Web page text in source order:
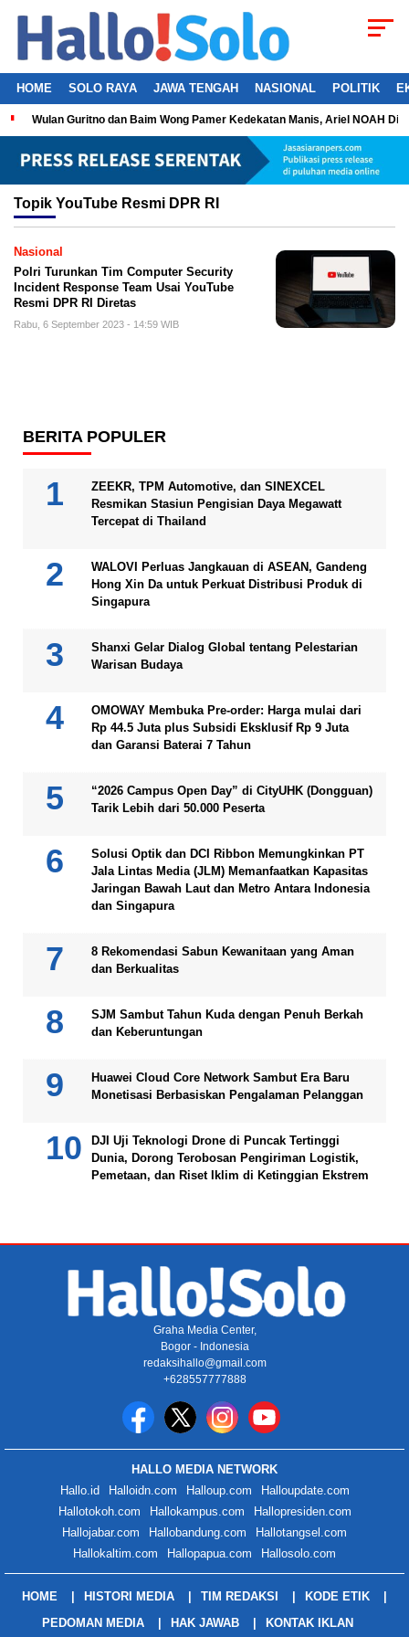
HOME SOLO RAYA JAWA TENGAH NASIONAL POLITIK
Wulan Guritno dan Baim Wong Pamer Kedekatan Manis, Ariel NOAH
Topik YouTube Resmi DPR RI
Nasional
Polri Turunkan Tim Computer Security
Incident Response Team Usai YouTube
Resmi DPR RI Diretas
Rabu, 6 September 2023 - 14:59 WIB
BERITA POPULER
ZEEKR, TPM Automotive, dan SINEXCEL
Resmikan Stasiun Pengisian Daya Megawatt
Tercepat di Thailand
WALOVI Perluas Jangkauan di ASEAN, Gandeng
Hong Xin Da untuk Perkuat Distribusi Produk di
Singapura
Shanxi Gelar Dialog Global tentang Pelestarian
Warisan Budaya
OMOWAY Membuka Pre-order: Harga mulai dari
Rp 44.5 Juta plus Subsidi Eksklusif Rp 9 Juta
dan Garansi Baterai 7 Tahun
“2026 Campus Open Day” di CityUHK (Dongguan)
Tarik Lebih dari 50.000 Peserta
Solusi Optik dan DCI Ribbon Memungkinkan PT
Jala Lintas Media (JLM) Memanfaatkan Kapasitas
Jaringan Bawah Laut dan Metro Antara Indonesia
dan Singapura
8 Rekomendasi Sabun Kewanitaan yang Aman
dan Berkualitas
SJM Sambut Tahun Kuda dengan Penuh Berkah
dan Keberuntungan
Huawei Cloud Core Network Sambut Era Baru
Monetisasi Berbasiskan Pengalaman Pelanggan
DJI Uji Teknologi Drone di Puncak Tertinggi
Dunia, Dorong Terobosan Pengiriman Logistik,
Pemetaan, dan Riset Iklim di Ketinggian Ekstrem
Graha Media Center,
Bogor - Indonesia
redaksihallo@gmail.com
+628557777888
HALLO MEDIA NETWORK
Hallo.id
Halloidn.com Halloup.com
Halloupdate.com
Hallotokoh.com
Hallokampus.com
Hallopresiden.com
Hallojabar.com
Hallobandung.com
Hallotangsel.com
Hallokaltim.com
Hallopapua.com Hallosolo.com
HOME HISTORI MEDIA TIM REDAKSI
KODE ETIK
PEDOMAN MEDIA
HAK JAWAB KONTAK IKLAN